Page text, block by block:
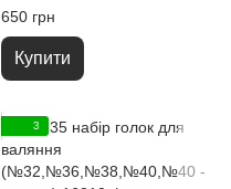
650 грн
Купити
3